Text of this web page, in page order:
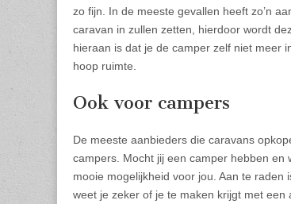
zo fijn. In de meeste gevallen heeft zo’n
caravan in zullen zetten, hierdoor wordt
hieraan is dat je de camper zelf niet meer
hoop ruimte.
Ook voor campers
De meeste aanbieders die caravans
campers. Mocht jij een camper hebben en
mooie mogelijkheid voor jou. Aan te
weet je zeker of je te maken krijgt met